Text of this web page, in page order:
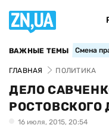
ВАЖНЫЕ ТЕМЫ Смена
ГЛАВНАЯ ПОЛИТИКА
ДЕЛО
РОСТОВСКОГО
16 июля, 2015, 20:54